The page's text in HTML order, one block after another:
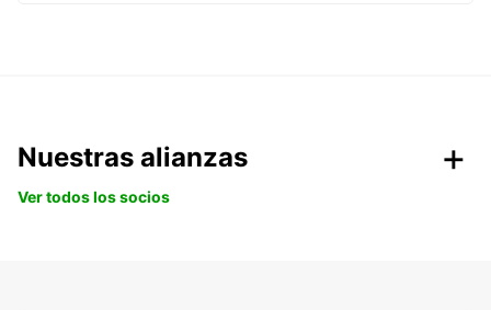
Nuestras alianzas
Ver todos los socios